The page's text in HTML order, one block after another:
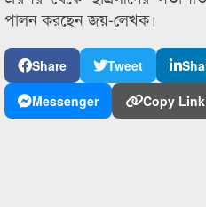
পালন করছেন জয়-লেখক।
Share Tweet
Messenger
Copy Link